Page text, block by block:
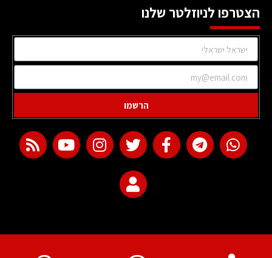
הצטרפו לניוזלטר שלנו
הרשמו